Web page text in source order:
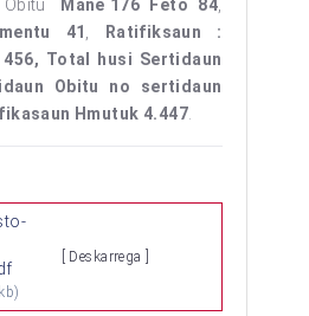
Obitu Mane 176 Feto 84,
41 ,
Ratifiksaun :
456, Total husi Sertidaun
Obitu no sertidaun
Hmutuk 4.447.
[ Deskarrega ]